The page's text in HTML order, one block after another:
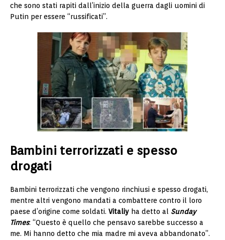
che sono stati rapiti dall’inizio della guerra dagli uomini di
Putin per essere “russificati”.
Bambini terrorizzati e spesso
drogati
Bambini terrorizzati che vengono rinchiusi e spesso drogati,
mentre altri vengono mandati a combattere contro il loro
paese d’origine come soldati. Vitaliy ha detto al Sunday
Times: “Questo è quello che pensavo sarebbe successo a
me. Mi hanno detto che mia madre mi aveva abbandonato”.